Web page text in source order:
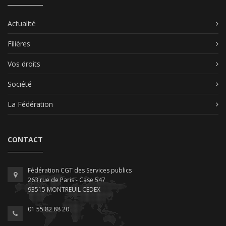
Actualité
Filières
Vos droits
Société
La Fédération
CONTACT
Fédération CGT des Services publics
263 rue de Paris - Case 547
93515 MONTREUIL CEDEX
01 55 82 88 20